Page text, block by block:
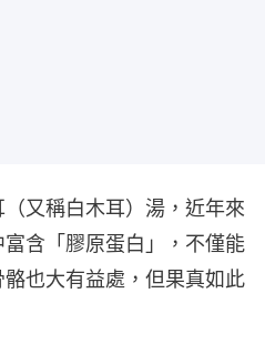
又稱白木耳）湯，近年來
含「膠原蛋白」，不僅能
也大有益處，但果真如此